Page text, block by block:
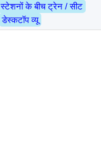
स्टेशनों के बीच ट्रेन / सीट
डेस्कटॉप व्यू